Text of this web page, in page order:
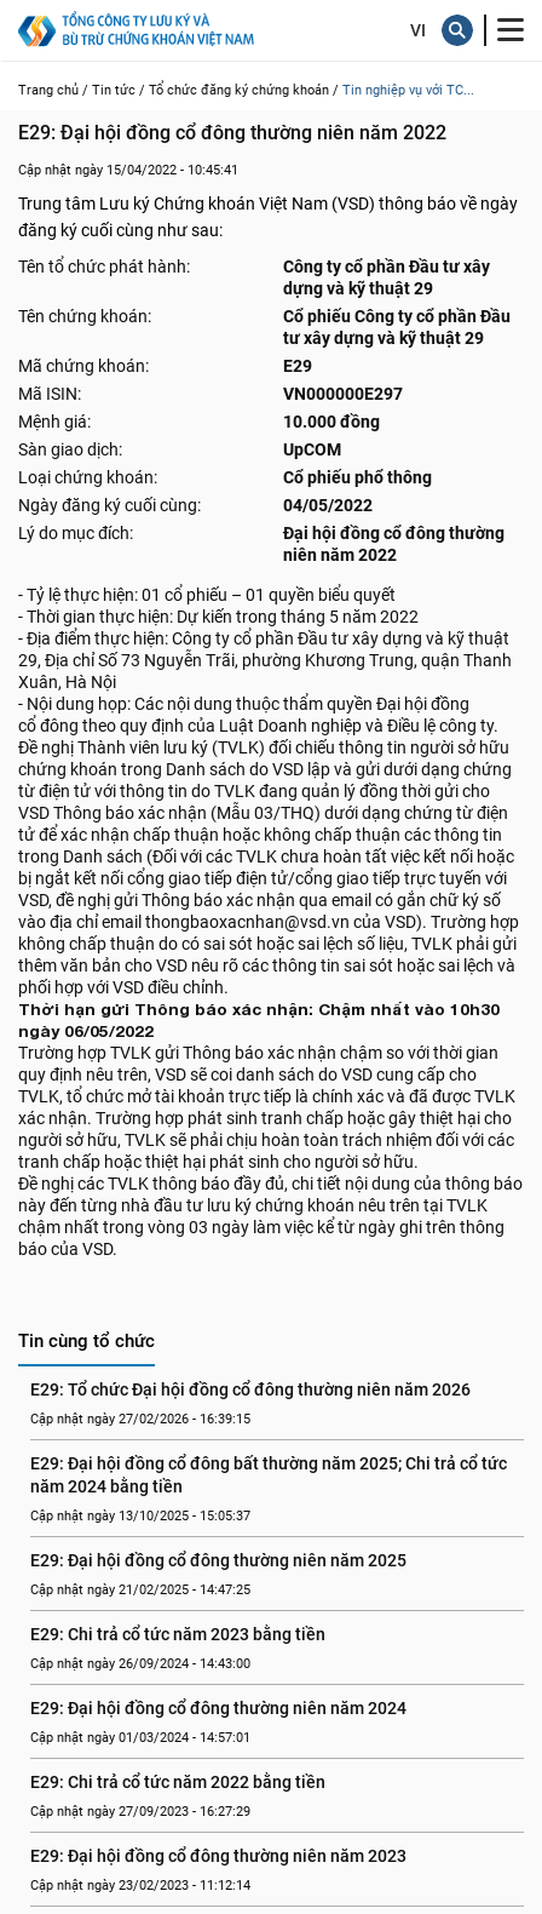
Trang chủ / Tin tức / Tổ chức đăng ký chứng khoán / Tin nghiệp vụ với TC...
E29: Đại hội đồng cổ đông thường niên năm 2022
Cập nhật ngày 15/04/2022 - 10:45:41
Trung tâm Lưu ký Chứng khoán Việt Nam (VSD) thông báo về ngày
đăng ký cuối cùng như sau:
Tên tổ chức phát hành:
Công ty cổ phần Đầu tư xây
dựng và kỹ thuật 29
Tên chứng khoán:
Cổ phiếu Công ty cổ phần Đầu
tư xây dựng và kỹ thuật 29
Mã chứng khoán:
E29
Mã ISIN:
VN000000E297
Mệnh giá:
10.000 đồng
Sàn giao dịch:
UpCOM
Loại chứng khoán:
Cổ phiếu phổ thông
Ngày đăng ký cuối cùng:
04/05/2022
Lý do mục đích:
Đại hội đồng cổ đông thường
niên năm 2022
- Tỷ lệ thực hiện: 01 cổ phiếu – 01 quyền biểu quyết
- Thời gian thực hiện: Dự kiến trong tháng 5 năm 2022
- Địa điểm thực hiện: Công ty cổ phần Đầu tư xây dựng và kỹ thuật
29, Địa chỉ Số 73 Nguyễn Trãi, phường Khương Trung, quận Thanh
Xuân, Hà Nội
- Nội dung họp: Các nội dung thuộc thẩm quyền Đại hội đồng
cổ đông theo quy định của Luật Doanh nghiệp và Điều lệ công ty.
Đề nghị Thành viên lưu ký (TVLK) đối chiếu thông tin người sở hữu
chứng khoán trong Danh sách do VSD lập và gửi dưới dạng chứng
từ điện tử với thông tin do TVLK đang quản lý đồng thời gửi cho
VSD Thông báo xác nhận (Mẫu 03/THQ) dưới dạng chứng từ điện
tử để xác nhận chấp thuận hoặc không chấp thuận các thông tin
trong Danh sách (Đối với các TVLK chưa hoàn tất việc kết nối hoặc
bị ngắt kết nối cổng giao tiếp điện tử/cổng giao tiếp trực tuyến với
VSD, đề nghị gửi Thông báo xác nhận qua email có gắn chữ ký số
vào địa chỉ email thongbaoxacnhan@vsd.vn của VSD). Trường hợp
không chấp thuận do có sai sót hoặc sai lệch số liệu, TVLK phải gửi
thêm văn bản cho VSD nêu rõ các thông tin sai sót hoặc sai lệch và
phối hợp với VSD điều chỉnh.
Thời hạn gửi Thông báo xác nhận: Chậm nhất vào 10h30
ngày 06/05/2022
Trường hợp TVLK gửi Thông báo xác nhận chậm so với thời gian
quy định nêu trên, VSD sẽ coi danh sách do VSD cung cấp cho
TVLK, tổ chức mở tài khoản trực tiếp là chính xác và đã được TVLK
xác nhận. Trường hợp phát sinh tranh chấp hoặc gây thiệt hại cho
người sở hữu, TVLK sẽ phải chịu hoàn toàn trách nhiệm đối với các
tranh chấp hoặc thiệt hại phát sinh cho người sở hữu.
Đề nghị các TVLK thông báo đầy đủ, chi tiết nội dung của thông báo
này đến từng nhà đầu tư lưu ký chứng khoán nêu trên tại TVLK
chậm nhất trong vòng 03 ngày làm việc kể từ ngày ghi trên thông
báo của VSD.
Tin cùng tổ chức
E29: Tổ chức Đại hội đồng cổ đông thường niên năm 2026
Cập nhật ngày 27/02/2026 - 16:39:15
E29: Đại hội đồng cổ đông bất thường năm 2025; Chi trả cổ tức
năm 2024 bằng tiền
Cập nhật ngày 13/10/2025 - 15:05:37
E29: Đại hội đồng cổ đông thường niên năm 2025
Cập nhật ngày 21/02/2025 - 14:47:25
E29: Chi trả cổ tức năm 2023 bằng tiền
Cập nhật ngày 26/09/2024 - 14:43:00
E29: Đại hội đồng cổ đông thường niên năm 2024
Cập nhật ngày 01/03/2024 - 14:57:01
E29: Chi trả cổ tức năm 2022 bằng tiền
Cập nhật ngày 27/09/2023 - 16:27:29
E29: Đại hội đồng cổ đông thường niên năm 2023
Cập nhật ngày 23/02/2023 - 11:12:14